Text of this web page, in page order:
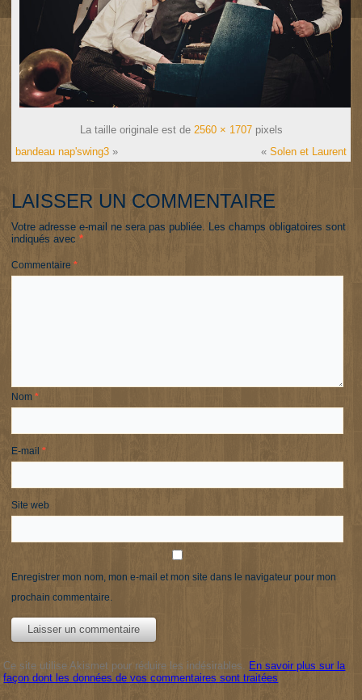
La taille originale est de 2560 × 1707pixels
bandeau nap'swing3 » « Solen et Laurent
LAISSER UN COMMENTAIRE
Votre adresse e-mail ne sera pas publiée. Les champs obligatoires sont
indiqués avec*
Commentaire*
Nom*
E-mail*
Site web
Enregistrer mon nom, mon e-mail et mon site dans le navigateur pour mon
prochain commentaire.
Ce site utilise Akismet pour réduire les indésirables. En savoir plus sur la
façon dont les données de vos commentaires sont traitées